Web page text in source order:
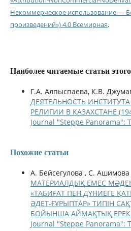
Некоммерческое использование —
произведений») 4.0 Всемирная.
Наиболее читаемые статьи
Г.А. Алпыспаева, К.В.
ДЕЯТЕЛЬНОСТЬ
РЕЛИГИИ В КАЗАХСТАНЕ
Journal "Steppe Panorama":
Похожие статьи
А. Бейсегулова , С. Ашимова
МАТЕРИАЛДЫҚ ЕМЕС
«ТАБИҒАТ ПЕН ДҮНИЕГЕ
ӘДЕТ-ҒҰРЫПТАР» ТИПІН
БОЙЫНША АЙМАҚТЫҚ
Journal "Steppe Panorama":